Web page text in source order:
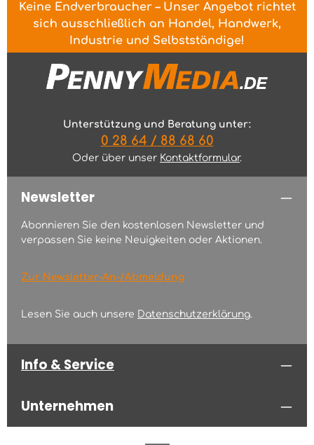
Keine Endverbraucher – Unser Angebot richtet
sich ausschließlich an Handel, Handwerk,
Industrie und Selbstständige!
Unterstützung und Beratung unter:
0 28 64 / 88 68 60
Oder über unser Kontaktformular.
Newsletter
Abonnieren Sie den kostenlosen Newsletter und
verpassen Sie keine Neuigkeiten oder Aktionen.
Zur Newsletter-An-/Abmeldung
Lesen Sie auch unsere Datenschutzerklärung.
Info & Service
Unternehmen